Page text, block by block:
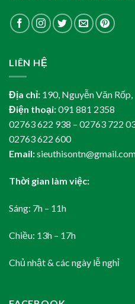
LIÊN HỆ
Địa chỉ: 190, Nguyễn Văn
Điện thoại:091 881 2358
02763 622 938 – 02763 722
02763 622 600
Email:
Thời gian làm việc:
Sáng: 7h – 11h
Chiều: 13h – 17h
Chủ nhật & các ngày lễ nghỉ